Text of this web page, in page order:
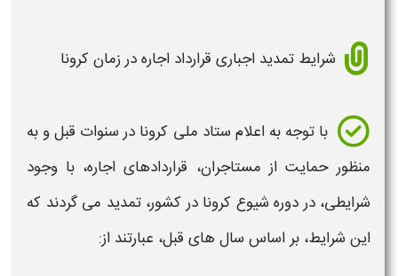
شرایط تمدید اجباری قرارداد اجاره در زمان کرونا
با توجه به اعلام ستاد ملی کرونا در سنوات قبل و به
منظور حمایت از مستاجران، قراردادهای اجاره، با وجود
شرایطی، در دوره شیوع کرونا در کشور،تمدید می گردند که
این شرایط، بر اساس سال های قبل، عبارتند از: